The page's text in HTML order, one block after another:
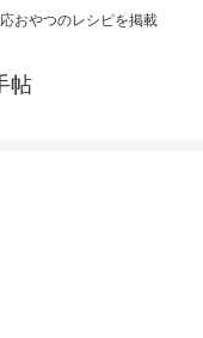
おやつのレシピを掲載
帖